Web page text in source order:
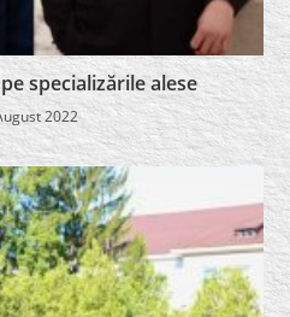
specializările alese
2022